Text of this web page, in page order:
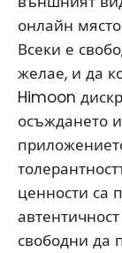
онлайн
Всеки е
желае, и да
Himoon
осъждането
ценности са
свободни да